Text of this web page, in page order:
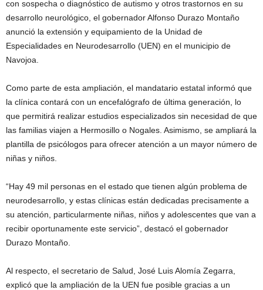
con sospecha o diagnóstico de autismo y otros trastornos en su
desarrollo neurológico, el gobernador Alfonso Durazo Montaño
anunció la extensión y equipamiento de la Unidad de
Especialidades en Neurodesarrollo (UEN) en el municipio de
Navojoa.
Como parte de esta ampliación, el mandatario estatal informó que
la clínica contará con un encefalógrafo de última generación, lo
que permitirá realizar estudios especializados sin necesidad de que
las familias viajen a Hermosillo o Nogales. Asimismo, se ampliará la
plantilla de psicólogos para ofrecer atención a un mayor número de
niñas y niños.
“Hay 49 mil personas en el estado que tienen algún problema de
neurodesarrollo, y estas clínicas están dedicadas precisamente a
su atención, particularmente niñas, niños y adolescentes que van a
recibir oportunamente este servicio”, destacó el gobernador
Durazo Montaño.
Al respecto, el secretario de Salud, José Luis Alomía Zegarra,
explicó que la ampliación de la UEN fue posible gracias a un